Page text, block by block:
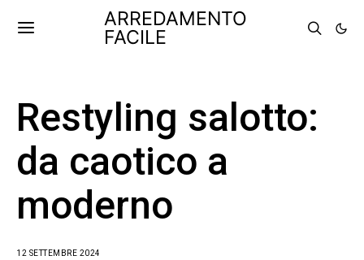
ARREDAMENTO
FACILE
Restyling salotto:
da caotico a
moderno
12 SETTEMBRE 2024